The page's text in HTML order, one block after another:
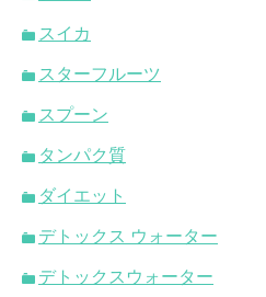
スイカ
スターフルーツ
スプーン
タンパク質
ダイエット
デトックス ウォーター
デトックスウォーター